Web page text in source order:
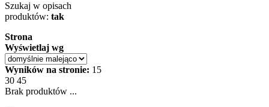
Szukaj w opisach
produktów: tak
Strona
Wyświetlaj wg
Wyników na stronie: 15
30 45
Brak produktów ...